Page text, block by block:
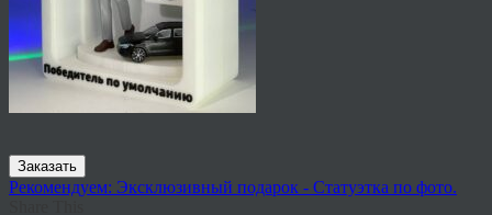
Заказать
Рекомендуем: Эксклюзивный подарок - Статуэтка по фото.